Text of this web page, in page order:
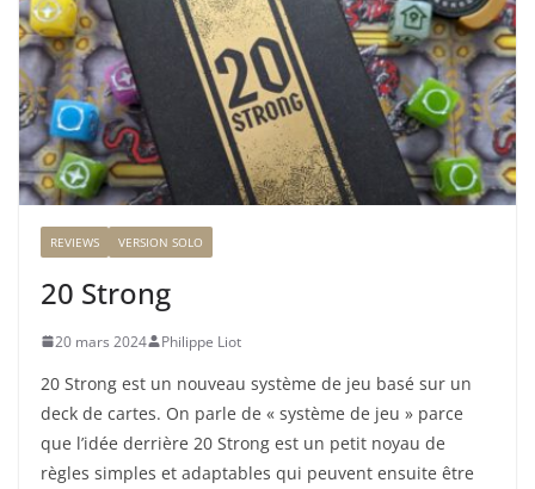
REVIEWS VERSION SOLO
20 Strong
20 mars 2024 Philippe Liot
20 Strong est un nouveau système de jeu basé sur un
deck de cartes. On parle de « système de jeu » parce
que l’idée derrière 20 Strong est un petit noyau de
règles simples et adaptables qui peuvent ensuite être